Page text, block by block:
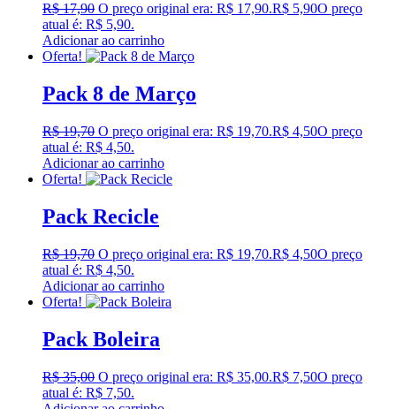
R$17,90 O preço original era: R$ 17,90.R$ 5,90O preço
atual é: R$ 5,90.
Adicionar ao carrinho
Oferta!
Pack 8 de Março
R$19,70 O preço original era: R$ 19,70.R$ 4,50O preço
atual é: R$ 4,50.
Adicionar ao carrinho
Oferta!
Pack Recicle
R$19,70 O preço original era: R$ 19,70.R$ 4,50O preço
atual é: R$ 4,50.
Adicionar ao carrinho
Oferta!
Pack Boleira
R$35,00 O preço original era: R$ 35,00.R$ 7,50O preço
atual é: R$ 7,50.